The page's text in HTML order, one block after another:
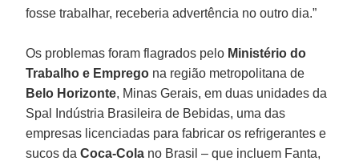
fosse trabalhar, receberia advertência no outro dia.”
Os problemas foram flagrados pelo Ministério do
Trabalho e Emprego na região metropolitana de
Belo Horizonte, Minas Gerais, em duas unidades da
Spal Indústria Brasileira de Bebidas, uma das
empresas licenciadas para fabricar os refrigerantes e
sucos daCoca-Cola no Brasil – que incluem Fanta,